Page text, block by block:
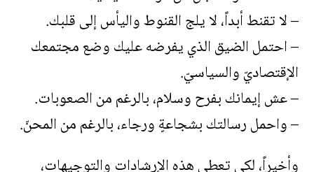
– لا تقنط أبداً، لا يلج القنوط واليأس إلى قلبك.
– احتمل الضيق الذي يفرضه عليك وضع مجتمعك
الإقتصاديّ والسياسيّ.
– عش إيمانك بفرح وسلام، بالرغم من الصعوبات.
– واحمل رسالتك بشجاعةٍ ورجاء، بالرغم من المحنّ.
وأخيراً، لكي تعطي هذه الإرشادات والتوجيهات،